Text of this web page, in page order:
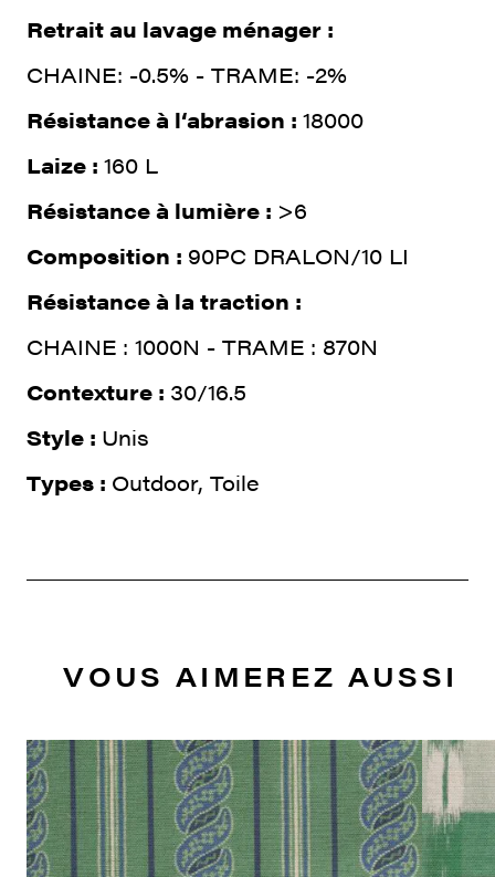
Retrait au lavage ménager :
CHAINE: -0.5% - TRAME: -2%
Résistance à l‘abrasion : 18000
Laize : 160 L
Résistance à lumière : >6
Composition : 90PC DRALON/10 LI
Résistance à la traction :
CHAINE : 1000N - TRAME : 870N
Contexture : 30/16.5
Style : Unis
Types : Outdoor, Toile
VOUS AIMEREZ AUSSI